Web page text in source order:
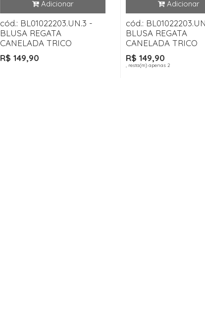
cód.: BL01022203.UN.3 -
BLUSA REGATA
CANELADA TRICO
R$ 149,90
cód.:
BLUSA REGATA
CANELADA TRICO
R$ 149,90
, resta(m) apenas 2